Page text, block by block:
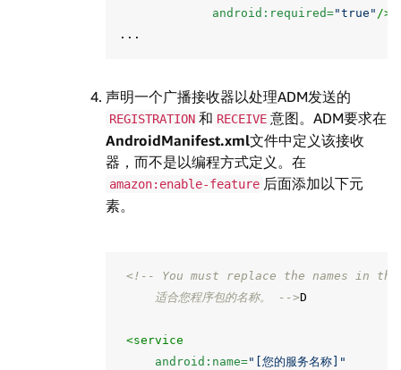
android:required="true" />
声明一个广播接收器以处理ADM发送的
REGISTRATION 和 RECEIVE 意图。ADM要求在
AndroidManifest.xml文件中定义该接收
器，而不是以编程方式定义。在
amazon:enable-feature 后面添加以下元
素。
<!-- You must replace the names in
     适合您程序包的名称。 -->
D
<service
android:name="[您的服务名称]"